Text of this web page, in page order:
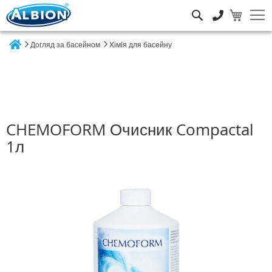
Догляд за басейном Хімія для басейну
CHEMOFORM Очисник Compactal
1л